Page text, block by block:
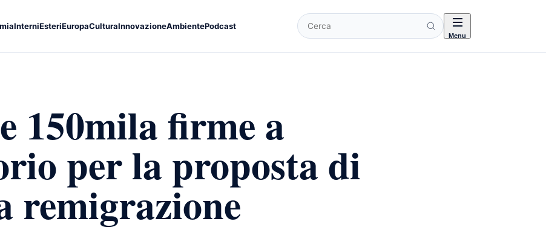
InterniEsteriEuropaCulturaInnovazioneAmbientePodcast Cerca Menu
150mila firme a
per la proposta di
remigrazione